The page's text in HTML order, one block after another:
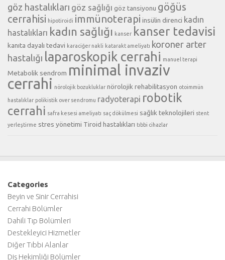
göz hastalıkları göz sağlığı göz tansiyonu göğüs
cerrahisi hipotiroidi immünoterapi insülin direnci kadın
hastalıkları kadın sağlığı kanser kanser tedavisi
kanıta dayalı tedavi karaciğer nakli katarakt ameliyatı koroner arter
hastalığı laparoskopik cerrahi manuel terapi
Metabolik sendrom minimal invaziv
cerrahi nörolojik bozukluklar nörolojik rehabilitasyon otoimmün
hastalıklar polikistik over sendromu radyoterapi robotik
cerrahi safra kesesi ameliyatı saç dökülmesi sağlık teknolojileri stent
yerleştirme stres yönetimi Tiroid hastalıkları tıbbi cihazlar
Categories
Beyin ve Sinir Cerrahisi
Cerrahi Bölümler
Dahili Tıp Bölümleri
Destekleyici Hizmetler
Diğer Tıbbi Alanlar
Diş Hekimliği Bölümler